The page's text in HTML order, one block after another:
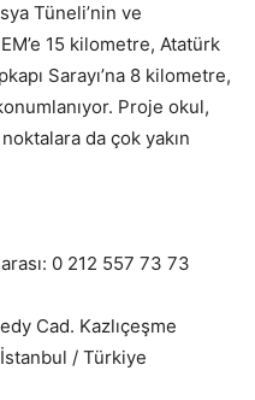
Tüneli’nin ve
15 kilometre, Atatürk
Sarayı’na 8 kilometre,
Proje okul,
da çok yakın
0 212 557 73 73
Cad. Kazlıçeşme
/ Türkiye